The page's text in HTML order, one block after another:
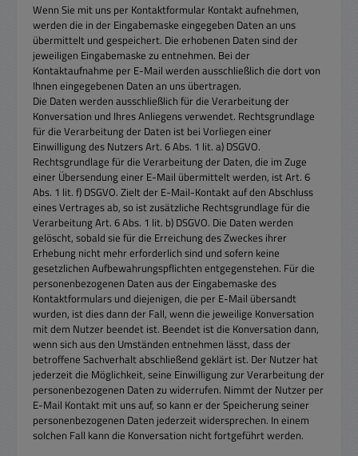
Wenn Sie mit uns per Kontaktformular Kontakt aufnehmen,
werden die in der Eingabemaske eingegeben Daten an uns
übermittelt und gespeichert. Die erhobenen Daten sind der
jeweiligen Eingabemaske zu entnehmen. Bei der
Kontaktaufnahme per E-Mail werden ausschließlich die dort von
Ihnen eingegebenen Daten an uns übertragen.
Die Daten werden ausschließlich für die Verarbeitung der
Konversation und Ihres Anliegens verwendet. Rechtsgrundlage
für die Verarbeitung der Daten ist bei Vorliegen einer
Einwilligung des Nutzers Art. 6 Abs. 1 lit. a) DSGVO.
Rechtsgrundlage für die Verarbeitung der Daten, die im Zuge
einer Übersendung einer E-Mail übermittelt werden, ist Art. 6
Abs. 1 lit. f) DSGVO. Zielt der E-Mail-Kontakt auf den Abschluss
eines Vertrages ab, so ist zusätzliche Rechtsgrundlage für die
Verarbeitung Art. 6 Abs. 1 lit. b) DSGVO. Die Daten werden
gelöscht, sobald sie für die Erreichung des Zweckes ihrer
Erhebung nicht mehr erforderlich sind und sofern keine
gesetzlichen Aufbewahrungspflichten entgegenstehen. Für die
personenbezogenen Daten aus der Eingabemaske des
Kontaktformulars und diejenigen, die per E-Mail übersandt
wurden, ist dies dann der Fall, wenn die jeweilige Konversation
mit dem Nutzer beendet ist. Beendet ist die Konversation dann,
wenn sich aus den Umständen entnehmen lässt, dass der
betroffene Sachverhalt abschließend geklärt ist. Der Nutzer hat
jederzeit die Möglichkeit, seine Einwilligung zur Verarbeitung der
personenbezogenen Daten zu widerrufen. Nimmt der Nutzer per
E-Mail Kontakt mit uns auf, so kann er der Speicherung seiner
personenbezogenen Daten jederzeit widersprechen. In einem
solchen Fall kann die Konversation nicht fortgeführt werden.